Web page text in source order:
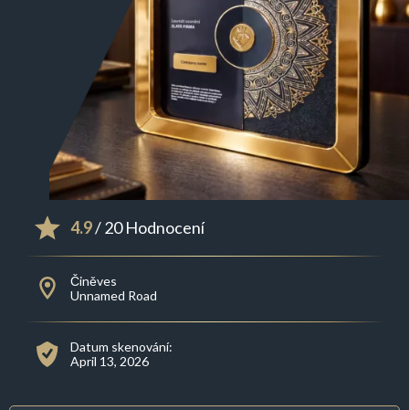
4.9/ 20 Hodnocení
Činěves
Unnamed Road
Datum skenování:
April 13, 2026